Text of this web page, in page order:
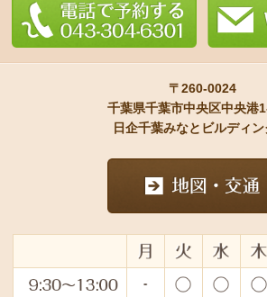
〒260-0024
千葉県千葉市中央区中央港
日企千葉みなとビルディ